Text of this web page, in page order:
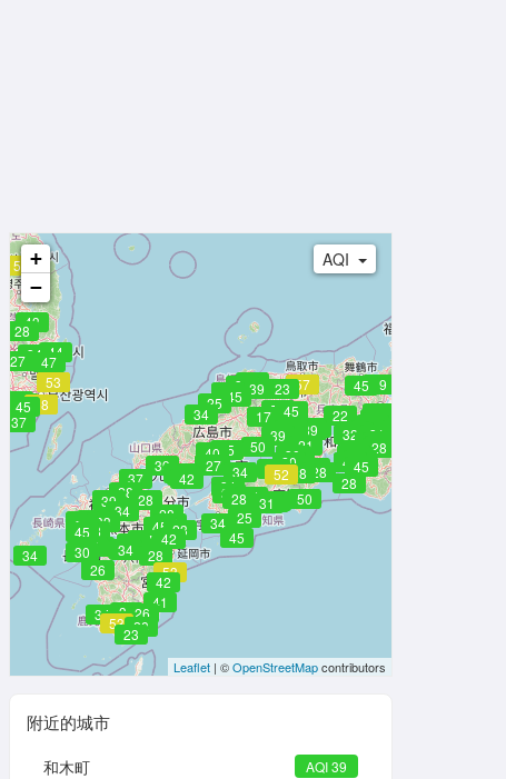
AQI
40
43
31
34
58
34
28
53
30
35
53
34
27
31
35
32
34
30
33
32
32
35
41
39
43
28
35
23
17
47
28
58
45
25
52
28
17
28
53
34
27
31
24
45
39
38
34
38
34
45
26
37
45
23
39
23
39
50
34
25
34
34
39
41
26
20
34
39
45
28
28
42 27
12
39
50
44
25
54
42
45
14
37
34
28 28
28
39
45
17
21
28
22
25
42
53
34
50
57
45
34
45
37
28
23
45
39 34
39
28
28
39
37
37
39
23
42
42
40
39
50
28
23
+
−
Leaflet | ©OpenStreetMapcontributors
附近的城市
和木町 AQI 39